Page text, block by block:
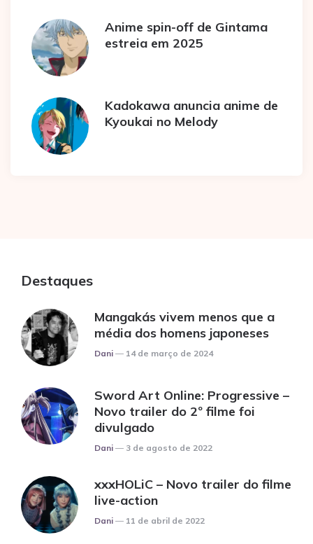
Anime spin-off de Gintama
estreia em 2025
Kadokawa anuncia anime de
Kyoukai no Melody
Destaques
Mangakás vivem menos que a
média dos homens japoneses
Posted
Dani 14 de março de 2024
Sword Art Online: Progressive –
Novo trailer do 2º filme foi
divulgado
Posted
Dani 3 de agosto de 2022
xxxHOLiC – Novo trailer do filme
live-action
Posted
Dani 11 de abril de 2022